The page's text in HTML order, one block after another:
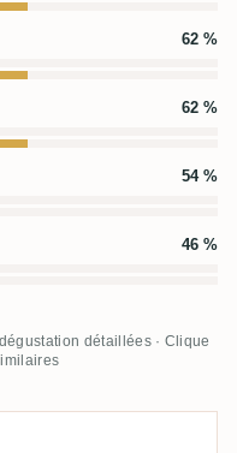
62 %
62 %
54 %
46 %
détaillées · Clique